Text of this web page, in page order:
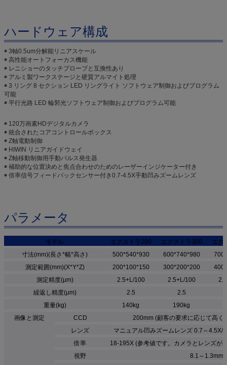
ハードウェア構成
◉ 3軸0.5um分解能リニアスケール
◉ 高性能オートフォーカス機能
◉ レニショーのタッチプローブと互換性あり
◉ アルミ製ワークステージと硬質アルマイト処理
◉ 3 リング 8 セクション LED リングライト ソフトウェア制御およびプログラム
可能
◉ 平行光路 LED 輪郭光ソフトウェア制御およびプログラム可能
◉ 120万画素HDデジタルカメラ
◉ 統合されたコアコントロールボックス
◉ Z軸電動制御
◉ HIWIN リニアガイドウェイ
◉ Z軸移動制御用手動パルス発生器
◉ 補助的な位置決めと焦点合わせのためのレーザーインジケーター付き
◉ 倍率信号フィードバックセンサー付き0.7-4.5X手動凹みズームレンズ
パラメータ
モデル エクストラ200 エクストラ300
エク
寸法(mm)(長さ*幅*高さ)
500*540*930 600*740*980
測定範囲(mm)(X*Y*Z)
200*100*150 300*200*200
測定精度(μm)
2.5+L/100 2.5+L/100
繰返し精度(μm)
2.5
2.5
重量(kg)
140kg 190kg
画像と測定
CCD
200mm (顧客の要求に応じて高く
レンズ
マニュアル凹みズームレンズ 0.7～4.5X/
倍率
18-195X (参考値です。カメラとレンズが
視野
8.1～1.3mm